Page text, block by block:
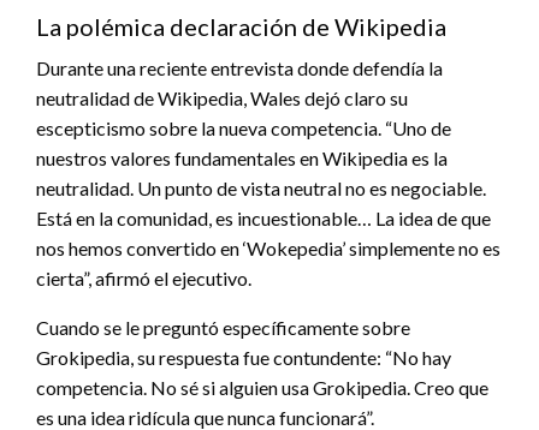
La polémica declaración de Wikipedia
Durante una reciente entrevista donde defendía la
neutralidad de Wikipedia, Wales dejó claro su
escepticismo sobre la nueva competencia. “Uno de
nuestros valores fundamentales en Wikipedia es la
neutralidad. Un punto de vista neutral no es negociable.
Está en la comunidad, es incuestionable… La idea de que
nos hemos convertido en ‘Wokepedia’ simplemente no es
cierta”, afirmó el ejecutivo.
Cuando se le preguntó específicamente sobre
Grokipedia, su respuesta fue contundente: “No hay
competencia. No sé si alguien usa Grokipedia. Creo que
es una idea ridícula que nunca funcionará”.